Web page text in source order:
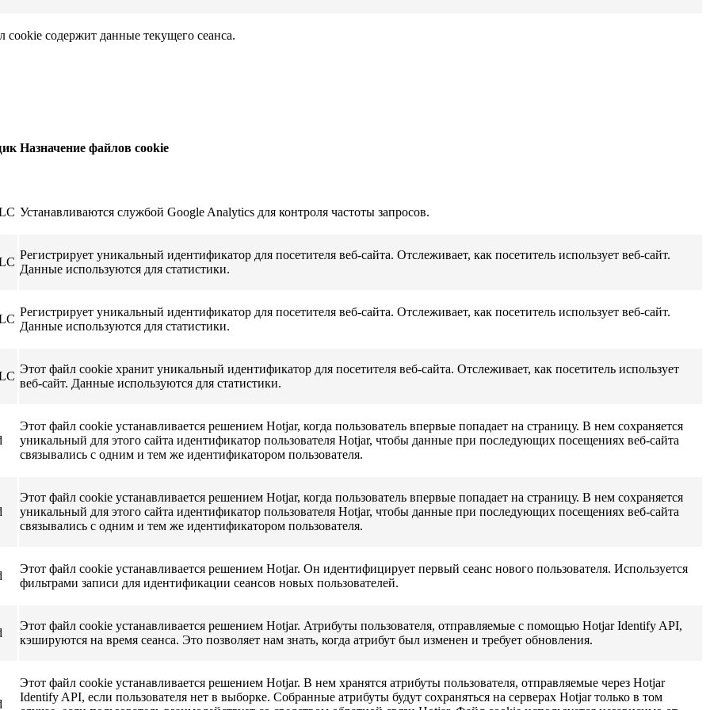
cookie содержит данные текущего сеанса.
Назначение файлов cookie
Устанавливаются службой Google Analytics для контроля частоты запросов.
Регистрирует уникальный идентификатор для посетителя веб-сайта. Отслеживает, как посетитель использует веб-сайт.
Данные используются для статистики.
Регистрирует уникальный идентификатор для посетителя веб-сайта. Отслеживает, как посетитель использует веб-сайт.
Данные используются для статистики.
Этот файл cookie хранит уникальный идентификатор для посетителя веб-сайта. Отслеживает, как посетитель использует
веб-сайт. Данные используются для статистики.
Этот файл cookie устанавливается решением Hotjar, когда пользователь впервые попадает на страницу. В нем сохраняется
уникальный для этого сайта идентификатор пользователя Hotjar, чтобы данные при последующих посещениях веб-сайта
связывались с одним и тем же идентификатором пользователя.
Этот файл cookie устанавливается решением Hotjar, когда пользователь впервые попадает на страницу. В нем сохраняется
уникальный для этого сайта идентификатор пользователя Hotjar, чтобы данные при последующих посещениях веб-сайта
связывались с одним и тем же идентификатором пользователя.
Этот файл cookie устанавливается решением Hotjar. Он идентифицирует первый сеанс нового пользователя. Используется
фильтрами записи для идентификации сеансов новых пользователей.
Этот файл cookie устанавливается решением Hotjar. Атрибуты пользователя, отправляемые с помощью Hotjar Identify API,
кэшируются на время сеанса. Это позволяет нам знать, когда атрибут был изменен и требует обновления.
Этот файл cookie устанавливается решением Hotjar. В нем хранятся атрибуты пользователя, отправляемые через Hotjar
Identify API, если пользователя нет в выборке. Собранные атрибуты будут сохраняться на серверах Hotjar только в том